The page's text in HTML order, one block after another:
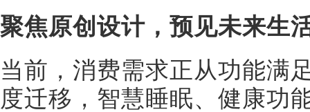
聚焦原创设计，预见未来生
当前，消费需求正从功能满
度迁移，智慧睡眠、健康功